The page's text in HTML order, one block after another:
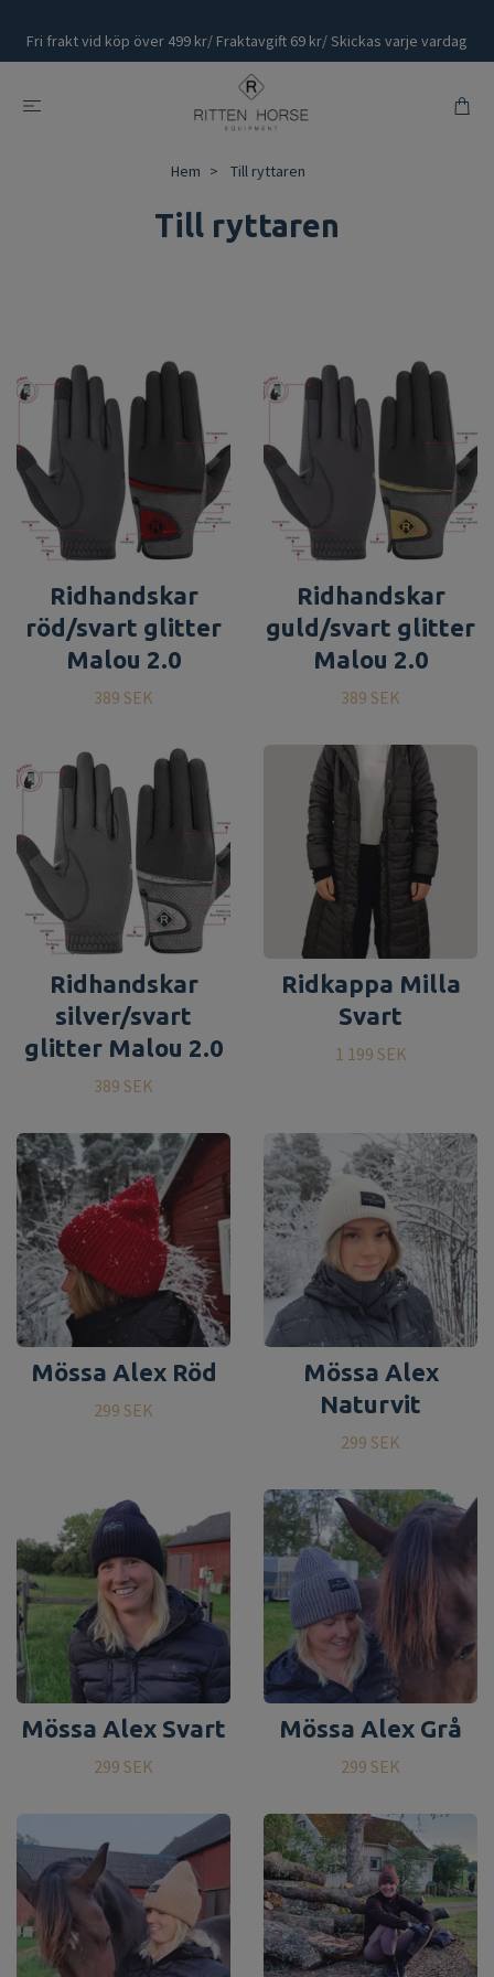
Fri frakt vid köp över 499 kr/ Fraktavgift 69 kr/ Skickas varje vardag
Hem Till ryttaren
Till ryttaren
Ridhandskar
röd/svart glitter
Malou 2.0
389 SEK
Ridhandskar
guld/svart glitter
Malou 2.0
389 SEK
Ridhandskar
silver/svart
glitter Malou 2.0
389 SEK
Ridkappa Milla
Svart
1 199 SEK
Mössa Alex Röd
299 SEK
Mössa Alex
Naturvit
299 SEK
Mössa Alex Svart
299 SEK
Mössa Alex Grå
299 SEK